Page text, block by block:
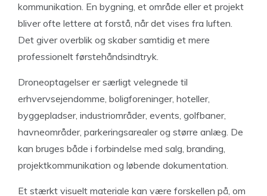
kommunikation. En bygning, et område eller et projekt
bliver ofte lettere at forstå, når det vises fra luften.
Det giver overblik og skaber samtidig et mere
professionelt førstehåndsindtryk.
Droneoptagelser er særligt velegnede til
erhvervsejendomme, boligforeninger, hoteller,
byggepladser, industriområder, events, golfbaner,
havneområder, parkeringsarealer og større anlæg. De
kan bruges både i forbindelse med salg, branding,
projektkommunikation og løbende dokumentation.
Et stærkt visuelt materiale kan være forskellen på, om